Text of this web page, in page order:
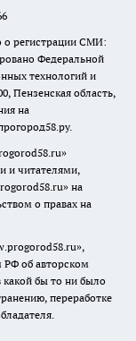
о регистрации СМИ:
Федеральной
технологий и
Пензенская область,
на
»
и читателями,
» на
о правах на
»,
РФ об авторском
бы то ни было
переработке